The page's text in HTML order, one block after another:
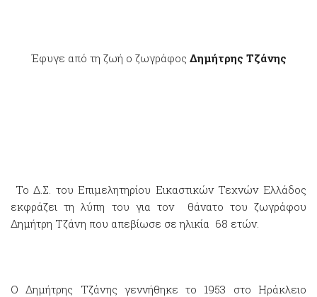
Έφυγε από τη ζωή ο ζωγράφος Δημήτρης Τζάνης
Το Δ.Σ. του Επιμελητηρίου Εικαστικών Τεχνών Ελλάδος
εκφράζει τη λύπη του για τον θάνατο του ζωγράφου
Δημήτρη Τζάνη που απεβίωσε σε ηλικία 68 ετών.
Ο Δημήτρης Τζάνης γεννήθηκε το 1953 στο Ηράκλειο